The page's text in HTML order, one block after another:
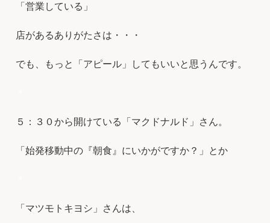
「営業している」
店があるありがたさは・・・
でも、もっと「アピール」してもいいと思うんです。
５：３０から開けている「マクドナルド」さん。
「始発移動中の『朝食』にいかがですか？」とか
「マツモトキヨシ」さんは、